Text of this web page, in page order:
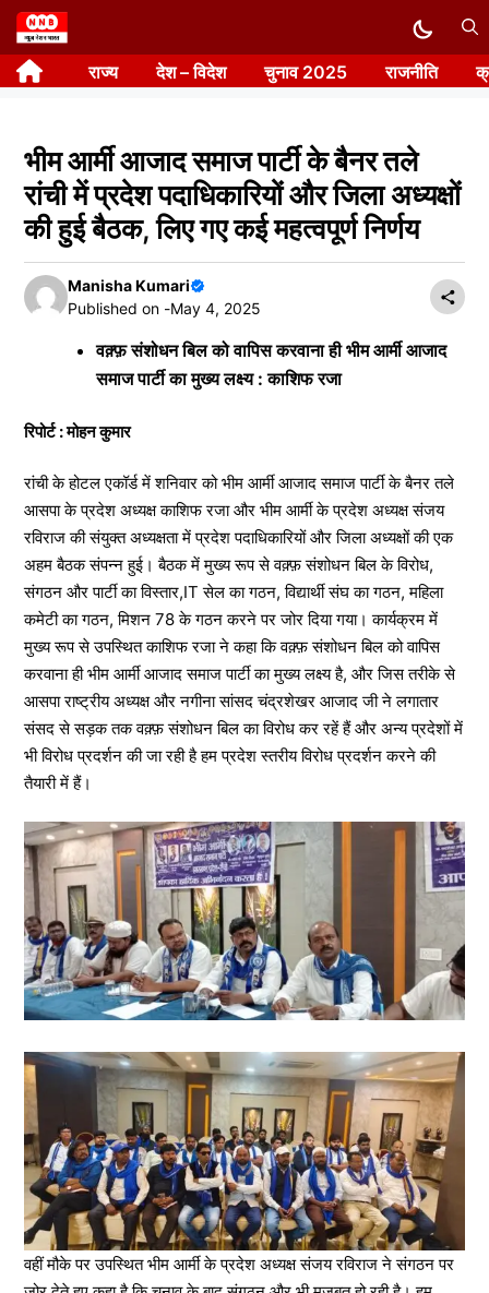
Skip
to
content राज्य देश – विदेश चुनाव 2025 राजनीति
भीम आर्मी आजाद समाज पार्टी के बैनर तले
रांची में प्रदेश पदाधिकारियों और जिला अध्यक्षों
की हुई बैठक, लिए गए कई महत्वपूर्ण निर्णय
Manisha Kumari
Published on -May 4, 2025
वक़्फ़ संशोधन बिल को वापिस करवाना ही भीम आर्मी आजाद
समाज पार्टी का मुख्य लक्ष्य : काशिफ रजा
रिपोर्ट : मोहन कुमार
रांची के होटल एकॉर्ड में शनिवार को भीम आर्मी आजाद समाज पार्टी के बैनर तले
आसपा के प्रदेश अध्यक्ष काशिफ रजा और भीम आर्मी के प्रदेश अध्यक्ष संजय
रविराज की संयुक्त अध्यक्षता में प्रदेश पदाधिकारियों और जिला अध्यक्षों की एक
अहम बैठक संपन्न हुई। बैठक में मुख्य रूप से वक़्फ़ संशोधन बिल के विरोध,
संगठन और पार्टी का विस्तार,IT सेल का गठन, विद्यार्थी संघ का गठन, महिला
कमेटी का गठन, मिशन 78 के गठन करने पर जोर दिया गया। कार्यक्रम में
मुख्य रूप से उपस्थित काशिफ रजा ने कहा कि वक़्फ़ संशोधन बिल को वापिस
करवाना ही भीम आर्मी आजाद समाज पार्टी का मुख्य लक्ष्य है, और जिस तरीके से
आसपा राष्ट्रीय अध्यक्ष और नगीना सांसद चंद्रशेखर आजाद जी ने लगातार
संसद से सड़क तक वक़्फ़ संशोधन बिल का विरोध कर रहें हैं और अन्य प्रदेशों में
भी विरोध प्रदर्शन की जा रही है हम प्रदेश स्तरीय विरोध प्रदर्शन करने की
तैयारी में हैं।
वहीं मौके पर उपस्थित भीम आर्मी के प्रदेश अध्यक्ष संजय रविराज ने संगठन पर